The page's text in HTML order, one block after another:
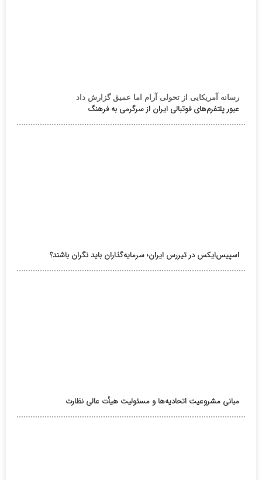
رسانه آمریکایی از تحولی آرام اما عمیق گزارش داد
عبور پلتفرم‌های فوتبالی ایران از سرگرمی به فرهنگ
اسپیس‌ایکس در تیررس ایران؛ سرمایه‌گذاران باید نگران باشند؟
مبانی مشروعیت اتحادیه‌ها و مسئولیت هیأت عالی نظارت